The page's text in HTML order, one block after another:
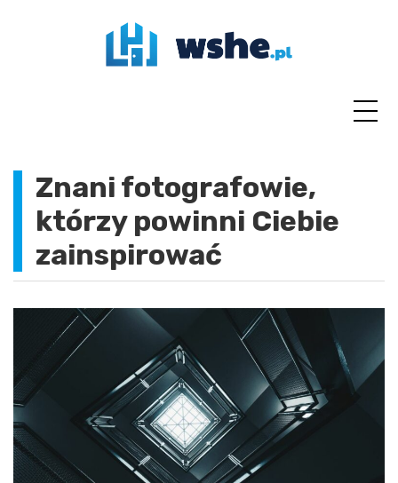
Znani fotografowie,
którzy powinni Ciebie
zainspirować